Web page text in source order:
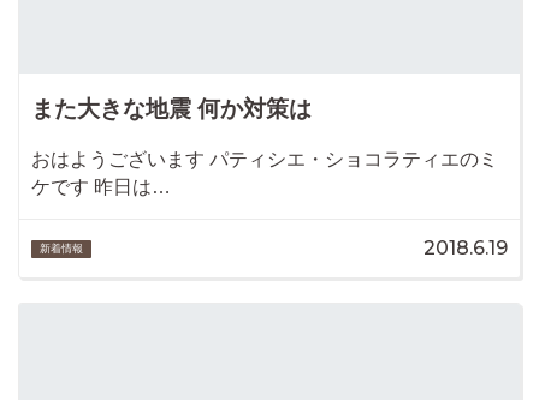
また大きな地震 何か対策は
おはようございます パティシエ・ショコラティエのミ
ケです 昨日は…
新着情報 2018.6.19